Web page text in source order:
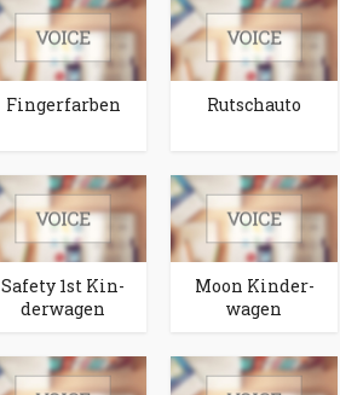
Fingerfarben Rutschauto
Safety 1st Kin­
der­wa­gen
Moon Kin­der­
wa­gen